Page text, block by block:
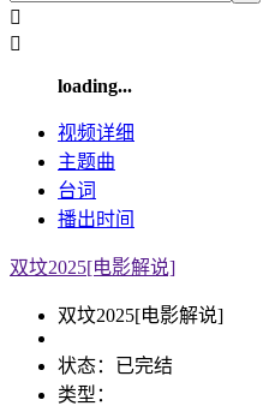


loading...
视频详细
主题曲
台词
播出时间
双坟2025[电影解说]
双坟2025[电影解说]
状态： 已完结
类型：